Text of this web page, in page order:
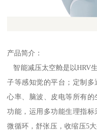
产品简介：
智能减压太空舱是以HRV
子等感知觉的平台；定制
心率、脑波、皮电等所有
功能，运用多功能生理指标
微循环，舒张压，收缩压5